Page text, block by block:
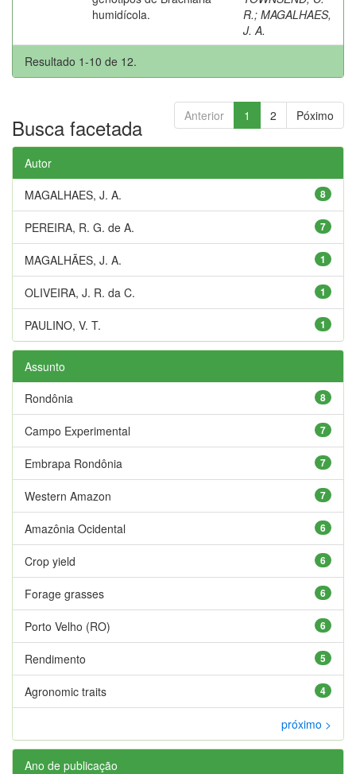
humidícola.
R.; MAGALHAES,
J. A.
Resultado 1-10 de 12.
Anterior 1 2 Póximo
Busca facetada
Autor
8
MAGALHAES, J. A.
7
PEREIRA, R. G. de A.
1
MAGALHÃES, J. A.
1
OLIVEIRA, J. R. da C.
1
PAULINO, V. T.
Assunto
8
Rondônia
7
Campo Experimental
7
Embrapa Rondônia
7
Western Amazon
6
Amazônia Ocidental
6
Crop yield
6
Forage grasses
6
Porto Velho (RO)
5
Rendimento
4
Agronomic traits
próximo >
Ano de publicação